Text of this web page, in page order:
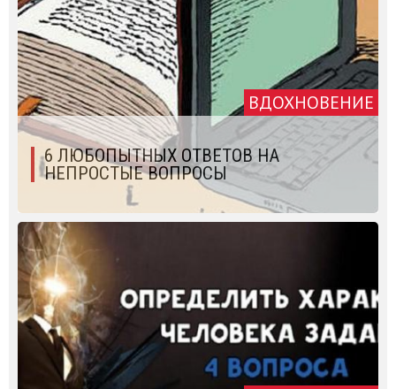
ВДОХНОВЕНИЕ
6 ЛЮБОПЫТНЫХ ОТВЕТОВ НА
НЕПРОСТЫЕ ВОПРОСЫ